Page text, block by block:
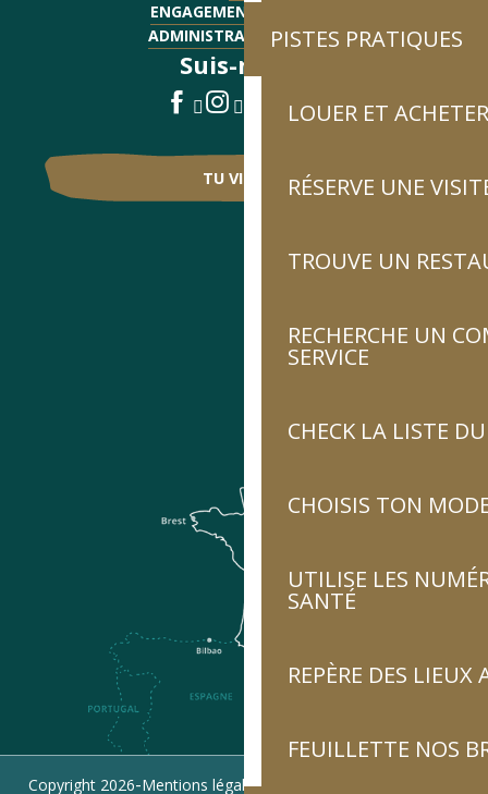
PISTES PRATIQUES
LOUER ET
RÉSERVE UNE
TROUVE UN
RECHERCHE UN
SERVICE
CHECK LA LISTE
CHOISIS TON
UTILISE LES
SANTÉ
REPÈRE DES LIEUX
FEUILLETTE NOS
ENGAGEMENTS QUALITÉ
ADMINISTRATIF - EMPLOI
Suis-nous !
TU VIENS ?
Copyright 2026-Mentions légales-